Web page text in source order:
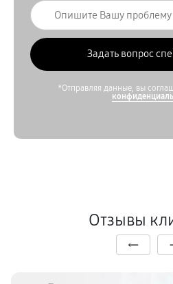
*Отправляя данные, вы
Отзывы